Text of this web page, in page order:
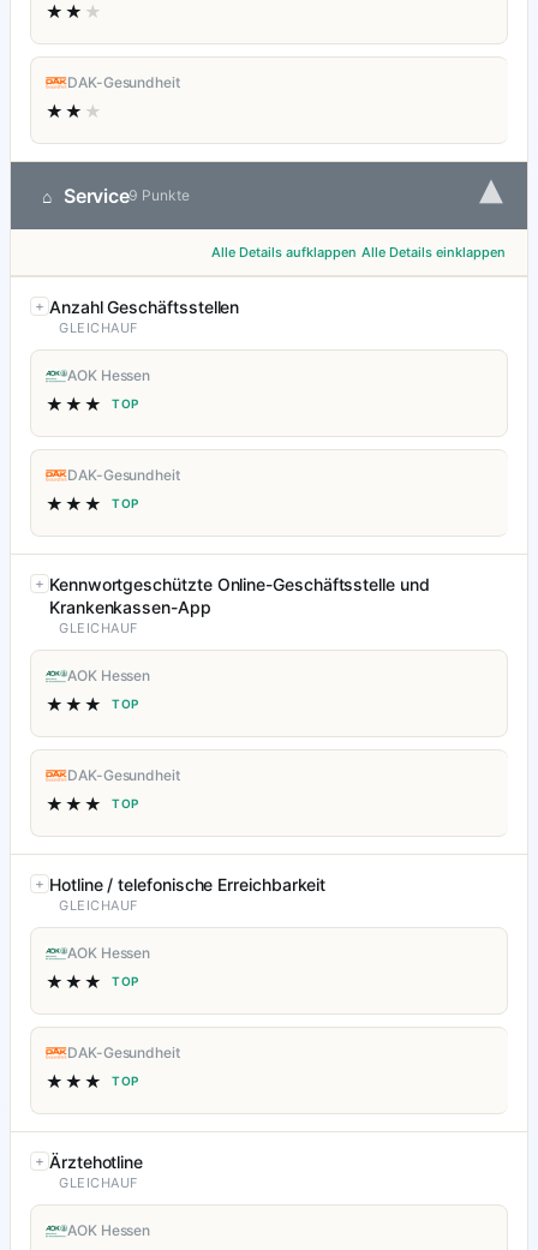
★★ ★
DAK-Gesundheit
★★ ★
⌂ Service9 Punkte ▾
Alle Details aufklappen Alle Details einklappen
Anzahl Geschäftsstellen
GLEICHAUF
AOK Hessen
★★★ TOP
DAK-Gesundheit
★★★ TOP
Kennwortgeschützte Online-Geschäftsstelle und
Krankenkassen-App
GLEICHAUF
AOK Hessen
★★★ TOP
DAK-Gesundheit
★★★ TOP
Hotline / telefonische Erreichbarkeit
GLEICHAUF
AOK Hessen
★★★ TOP
DAK-Gesundheit
★★★ TOP
Ärztehotline
GLEICHAUF
AOK Hessen